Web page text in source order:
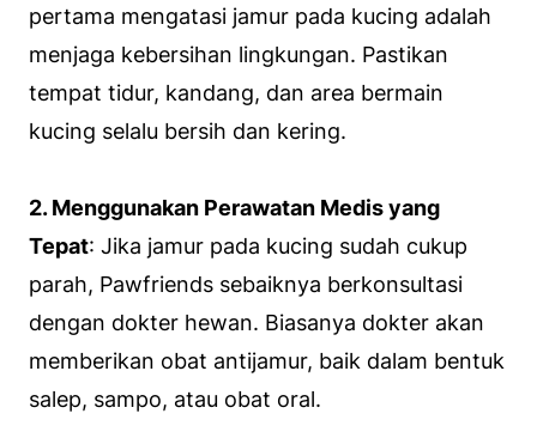
pertama mengatasi jamur pada kucing adalah
menjaga kebersihan lingkungan. Pastikan
tempat tidur, kandang, dan area bermain
kucing selalu bersih dan kering.
2. Menggunakan Perawatan Medis yang
Tepat: Jika jamur pada kucing sudah cukup
parah, Pawfriends sebaiknya berkonsultasi
dengan dokter hewan. Biasanya dokter akan
memberikan obat antijamur, baik dalam bentuk
salep, sampo, atau obat oral.